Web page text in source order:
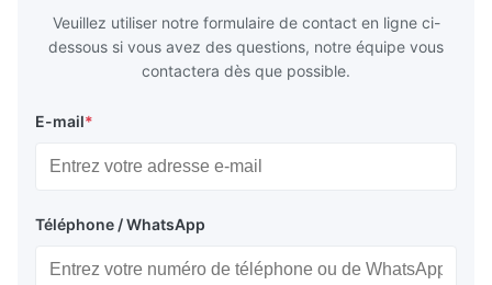
Veuillez utiliser notre formulaire de contact en ligne ci-
dessous si vous avez des questions, notre équipe vous
contactera dès que possible.
E-mail*
Téléphone / WhatsApp